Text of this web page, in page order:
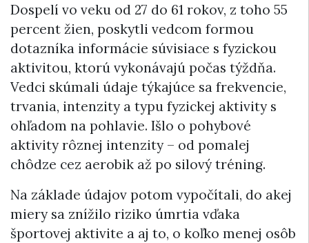
Dospelí vo veku od 27 do 61 rokov, z toho 55
percent žien, poskytli vedcom formou
dotazníka informácie súvisiace s fyzickou
aktivitou, ktorú vykonávajú počas týždňa.
Vedci skúmali údaje týkajúce sa frekvencie,
trvania, intenzity a typu fyzickej aktivity s
ohľadom na pohlavie. Išlo o pohybové
aktivity rôznej intenzity – od pomalej
chôdze cez aerobik až po silový tréning.
Na základe údajov potom vypočítali, do akej
miery sa znížilo riziko úmrtia vďaka
športovej aktivite a aj to, o koľko menej osôb